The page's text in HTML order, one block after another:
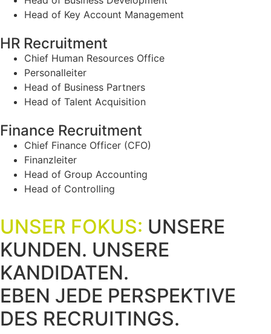
Head of Key Account Management
HR Recruitment
Chief Human Resources Office
Personalleiter
Head of Business Partners
Head of Talent Acquisition
Finance Recruitment
Chief Finance Officer (CFO)
Finanzleiter
Head of Group Accounting
Head of Controlling
UNSER FOKUS: UNSERE
KUNDEN. UNSERE
KANDIDATEN.
EBEN JEDE PERSPEKTIVE
DES RECRUITINGS.